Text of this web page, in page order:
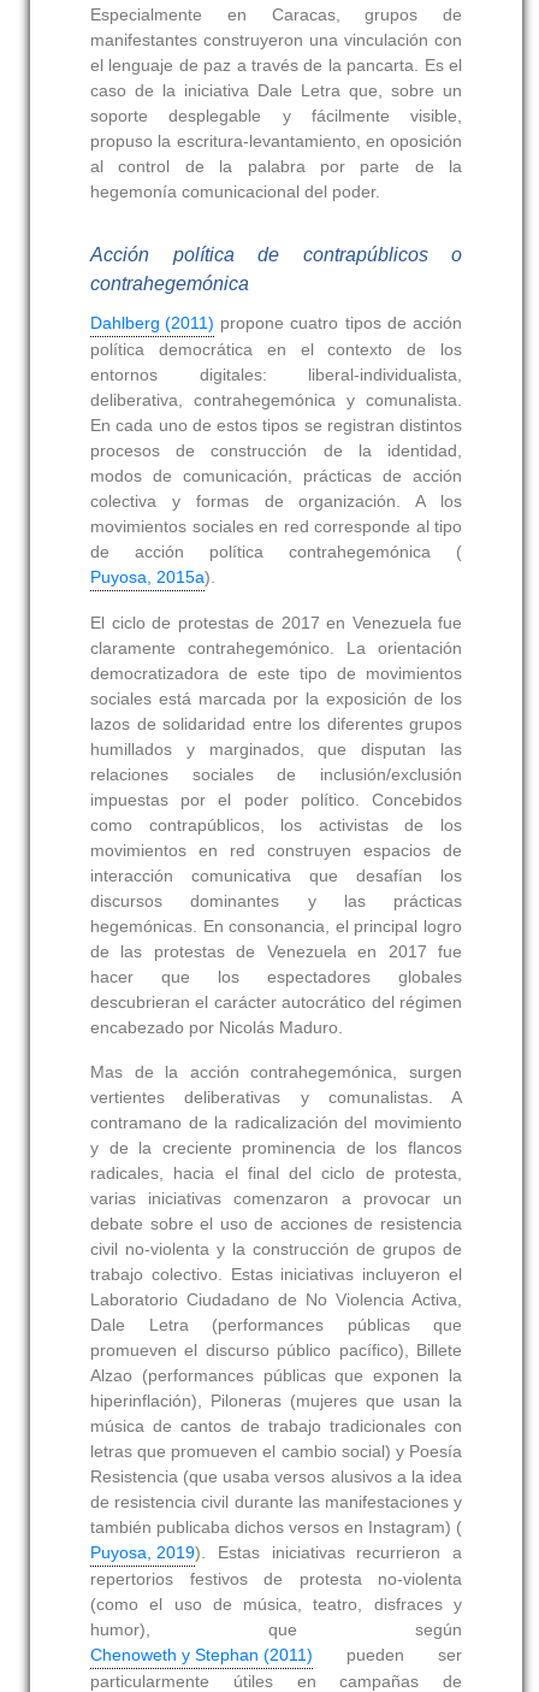
Especialmente en Caracas, grupos de
manifestantes construyeron una vinculación con
el lenguaje de paz a través de la pancarta. Es el
caso de la iniciativa Dale Letra que, sobre un
soporte desplegable y fácilmente visible,
propuso la escritura-levantamiento, en oposición
al control de la palabra por parte de la
hegemonía comunicacional del poder.
Acción política de contrapúblicos o
contrahegemónica
Dahlberg (2011) propone cuatro tipos de acción
política democrática en el contexto de los
entornos digitales: liberal-individualista,
deliberativa, contrahegemónica y comunalista.
En cada uno de estos tipos se registran distintos
procesos de construcción de la identidad,
modos de comunicación, prácticas de acción
colectiva y formas de organización. A los
movimientos sociales en red corresponde al tipo
de acción política contrahegemónica (
Puyosa, 2015a).
El ciclo de protestas de 2017 en Venezuela fue
claramente contrahegemónico. La orientación
democratizadora de este tipo de movimientos
sociales está marcada por la exposición de los
lazos de solidaridad entre los diferentes grupos
humillados y marginados, que disputan las
relaciones sociales de inclusión/exclusión
impuestas por el poder político. Concebidos
como contrapúblicos, los activistas de los
movimientos en red construyen espacios de
interacción comunicativa que desafían los
discursos dominantes y las prácticas
hegemónicas. En consonancia, el principal logro
de las protestas de Venezuela en 2017 fue
hacer que los espectadores globales
descubrieran el carácter autocrático del régimen
encabezado por Nicolás Maduro.
Mas de la acción contrahegemónica, surgen
vertientes deliberativas y comunalistas. A
contramano de la radicalización del movimiento
y de la creciente prominencia de los flancos
radicales, hacia el final del ciclo de protesta,
varias iniciativas comenzaron a provocar un
debate sobre el uso de acciones de resistencia
civil no-violenta y la construcción de grupos de
trabajo colectivo. Estas iniciativas incluyeron el
Laboratorio Ciudadano de No Violencia Activa,
Dale Letra (performances públicas que
promueven el discurso público pacífico), Billete
Alzao (performances públicas que exponen la
hiperinflación), Piloneras (mujeres que usan la
música de cantos de trabajo tradicionales con
letras que promueven el cambio social) y Poesía
Resistencia (que usaba versos alusivos a la idea
de resistencia civil durante las manifestaciones y
también publicaba dichos versos en Instagram) (
Puyosa, 2019). Estas iniciativas recurrieron a
repertorios festivos de protesta no-violenta
(como el uso de música, teatro, disfraces y
humor), que según
Chenoweth y Stephan (2011) pueden ser
particularmente útiles en campañas de